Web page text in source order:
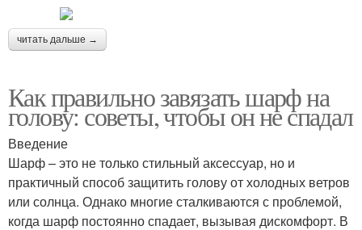
читать дальше →
Как правильно завязать шарф на
голову: советы, чтобы он не спадал
Введение
Шарф – это не только стильный аксессуар, но и
практичный способ защитить голову от холодных ветров
или солнца. Однако многие сталкиваются с проблемой,
когда шарф постоянно спадает, вызывая дискомфорт. В